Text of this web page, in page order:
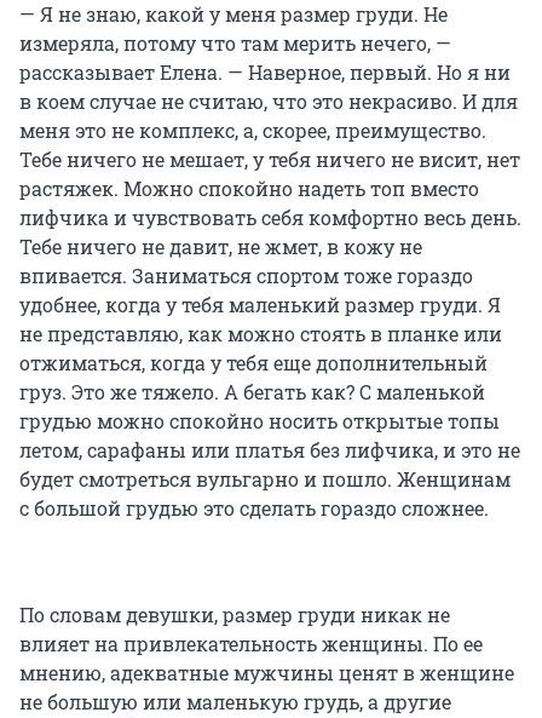
— Я не знаю, какой у меня размер груди. Не
измеряла, потому что там мерить нечего, —
рассказывает Елена. — Наверное, первый. Но я ни
в коем случае не считаю, что это некрасиво. И для
меня это не комплекс, а, скорее, преимущество.
Тебе ничего не мешает, у тебя ничего не висит, нет
растяжек. Можно спокойно надеть топ вместо
лифчика и чувствовать себя комфортно весь день.
Тебе ничего не давит, не жмет, в кожу не
впивается. Заниматься спортом тоже гораздо
удобнее, когда у тебя маленький размер груди. Я
не представляю, как можно стоять в планке или
отжиматься, когда у тебя еще дополнительный
груз. Это же тяжело. А бегать как? С маленькой
грудью можно спокойно носить открытые топы
летом, сарафаны или платья без лифчика, и это не
будет смотреться вульгарно и пошло. Женщинам
с большой грудью это сделать гораздо сложнее.
По словам девушки, размер груди никак не
влияет на привлекательность женщины. По ее
мнению, адекватные мужчины ценят в женщине
не большую или маленькую грудь, а другие